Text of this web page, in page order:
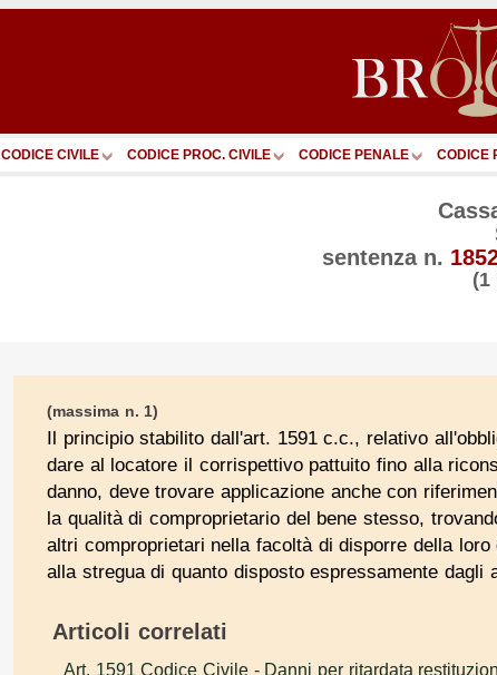
CODICE CIVILE CODICE PROC. CIVILE CODICE PENALE CODICE
sentenza n.
(1
(massima n. 1)
Il principio stabilito dall'art. 1591 c.c., relativo
dare al locatore il corrispettivo pattuito fino alla
danno, deve trovare applicazione anche con
la qualità di comproprietario del bene stesso,
altri comproprietari nella facoltà di disporre della
alla stregua di quanto disposto espressamente dagli
Articoli correlati
Art. 1591 Codice Civile - Danni per ritardata